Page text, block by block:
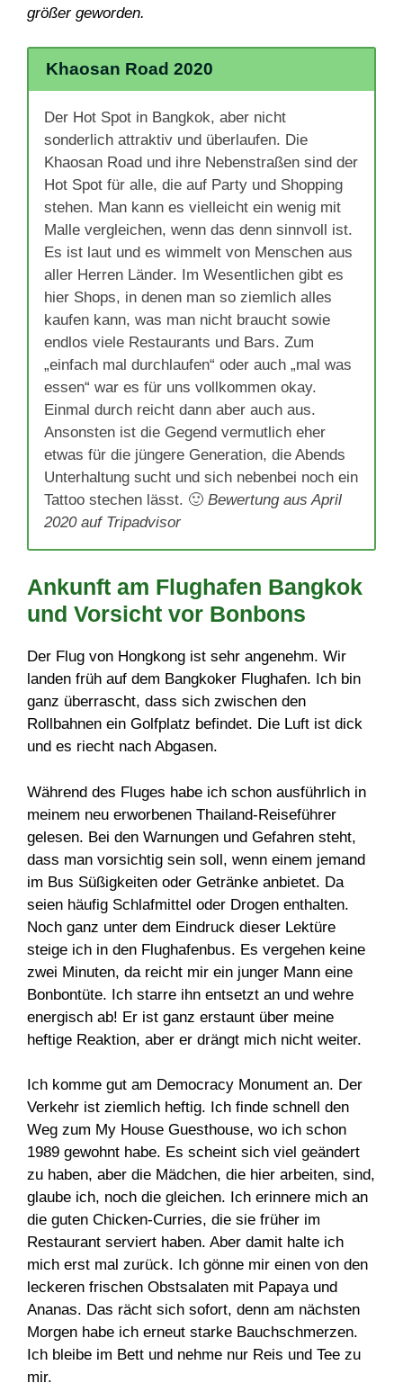
größer geworden.
Khaosan Road 2020
Der Hot Spot in Bangkok, aber nicht
sonderlich attraktiv und überlaufen. Die
Khaosan Road und ihre Nebenstraßen sind der
Hot Spot für alle, die auf Party und Shopping
stehen. Man kann es vielleicht ein wenig mit
Malle vergleichen, wenn das denn sinnvoll ist.
Es ist laut und es wimmelt von Menschen aus
aller Herren Länder. Im Wesentlichen gibt es
hier Shops, in denen man so ziemlich alles
kaufen kann, was man nicht braucht sowie
endlos viele Restaurants und Bars. Zum
„einfach mal durchlaufen“ oder auch „mal was
essen“ war es für uns vollkommen okay.
Einmal durch reicht dann aber auch aus.
Ansonsten ist die Gegend vermutlich eher
etwas für die jüngere Generation, die Abends
Unterhaltung sucht und sich nebenbei noch ein
Tattoo stechen lässt. 🙂 Bewertung aus April
2020 auf Tripadvisor
Ankunft am Flughafen Bangkok
und Vorsicht vor Bonbons
Der Flug von Hongkong ist sehr angenehm. Wir
landen früh auf dem Bangkoker Flughafen. Ich bin
ganz überrascht, dass sich zwischen den
Rollbahnen ein Golfplatz befindet. Die Luft ist dick
und es riecht nach Abgasen.
Während des Fluges habe ich schon ausführlich in
meinem neu erworbenen Thailand-Reiseführer
gelesen. Bei den Warnungen und Gefahren steht,
dass man vorsichtig sein soll, wenn einem jemand
im Bus Süßigkeiten oder Getränke anbietet. Da
seien häufig Schlafmittel oder Drogen enthalten.
Noch ganz unter dem Eindruck dieser Lektüre
steige ich in den Flughafenbus. Es vergehen keine
zwei Minuten, da reicht mir ein junger Mann eine
Bonbontüte. Ich starre ihn entsetzt an und wehre
energisch ab! Er ist ganz erstaunt über meine
heftige Reaktion, aber er drängt mich nicht weiter.
Ich komme gut am Democracy Monument an. Der
Verkehr ist ziemlich heftig. Ich finde schnell den
Weg zum My House Guesthouse, wo ich schon
1989 gewohnt habe. Es scheint sich viel geändert
zu haben, aber die Mädchen, die hier arbeiten, sind,
glaube ich, noch die gleichen. Ich erinnere mich an
die guten Chicken-Curries, die sie früher im
Restaurant serviert haben. Aber damit halte ich
mich erst mal zurück. Ich gönne mir einen von den
leckeren frischen Obstsalaten mit Papaya und
Ananas. Das rächt sich sofort, denn am nächsten
Morgen habe ich erneut starke Bauchschmerzen.
Ich bleibe im Bett und nehme nur Reis und Tee zu
mir.